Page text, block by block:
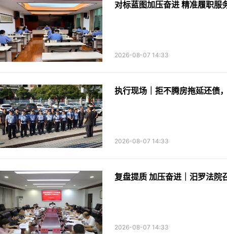
2026-08-07 14:33
执行现场｜拒不腾房拖延还债
2026-08-07 14:33
复盘提质 加压奋进｜汨罗法院
2026-08-07 14:33